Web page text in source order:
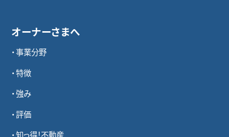
オーナーさまへ
事業分野
特徴
強み
評価
知っ得！不動産